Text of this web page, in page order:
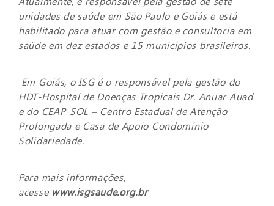
unidades de saúde em São Paulo e Goiás e está
habilitado para atuar com gestão e consultoria em
saúde em dez estados e 15 municípios brasileiros.
Em Goiás, o ISG é o responsável pela gestão do
HDT-Hospital de Doenças Tropicais Dr. Anuar Auad
e do CEAP-SOL – Centro Estadual de Atenção
Prolongada e Casa de Apoio Condomínio
Solidariedade.
Para mais informações,
acesse www.isgsaude.org.br